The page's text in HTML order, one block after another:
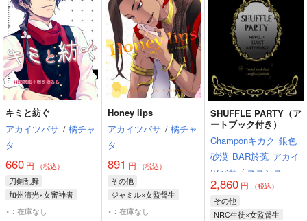
キミと紡ぐ
アカイツバサ / 橘チャ
タ
660 円 （税込）
刀剣乱舞
加州清光×女審神者
加州清光
×：在庫なし
Honey lips
アカイツバサ / 橘チャ
タ
891 円 （税込）
その他
ジャミル×女監督生
ジャミル・バイパー
×：在庫なし
SHUFFLE PARTY（ア
ートブック付き）
Champonキカク 銀色
砂漠 BAR於菟 アカイ
ツバサ / ネネンネ
JUNE スイ
2,860円 （税込）
その他
NRC生徒×女監督生